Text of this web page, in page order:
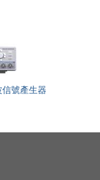
信號產生器